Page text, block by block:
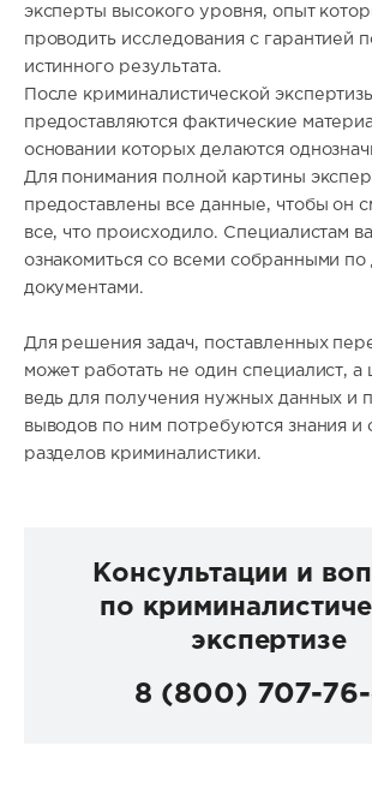
эксперты высокого уровня, опыт
проводить исследования с гарантией
истинного результата.
После криминалистической
предоставляются фактические
основании которых делаются
Для понимания полной картины
предоставлены все данные, чтобы он
все, что происходило. Специалистам
ознакомиться со всеми собранными по
документами.
Для решения задач, поставленных
может работать не один специалист, а
ведь для получения нужных данных и
выводов по ним потребуются знания и
разделов криминалистики.
Консультации и
по
экспертизе
8 (800) 707-76-